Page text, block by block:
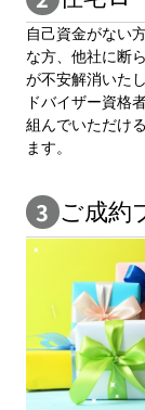
自⼰資⾦がない
な⽅、他社に断
が不安解消いた
ドバイザー資格
組んでいただけ
ます。
ご成約